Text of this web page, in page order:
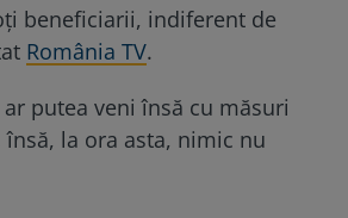
beneficiarii, indiferent de
România TV.
putea veni însă cu măsuri
la ora asta, nimic nu